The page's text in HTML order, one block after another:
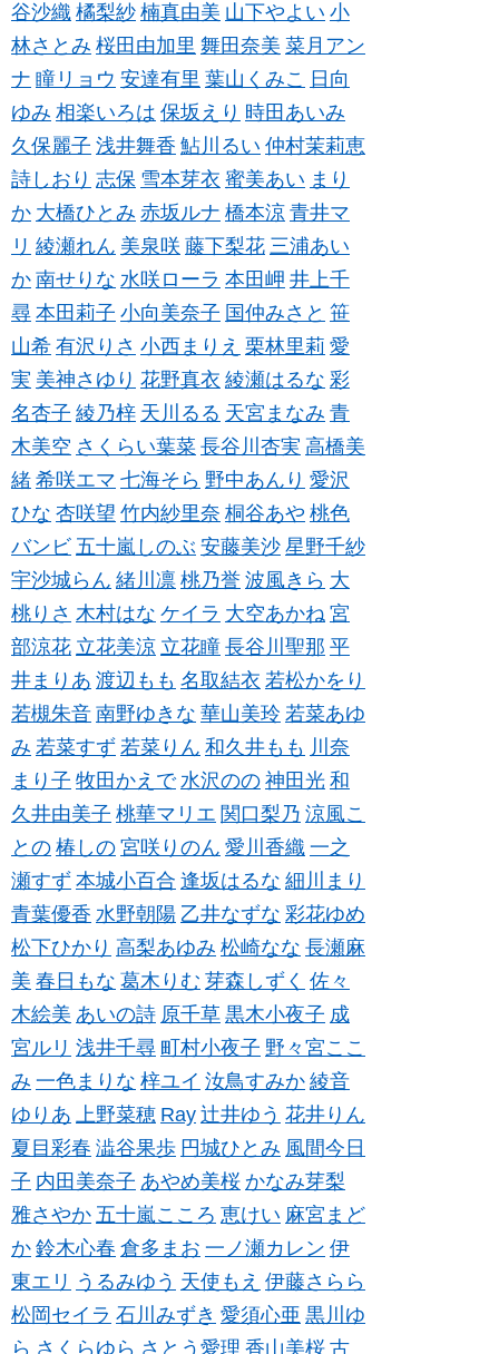
谷沙織 橘梨紗 楠真由美 山下やよい 小
林さとみ 桜田由加里 舞田奈美 菜月アン
ナ 瞳リョウ 安達有里 葉山くみこ 日向
ゆみ 相楽いろは 保坂えり 時田あいみ
久保麗子 浅井舞香 鮎川るい 仲村茉莉恵
詩しおり 志保 雪本芽衣 蜜美あい まり
か 大橋ひとみ 赤坂ルナ 橋本涼 青井マ
リ 綾瀬れん 美泉咲 藤下梨花 三浦あい
か 南せりな 水咲ローラ 本田岬 井上千
尋 本田莉子 小向美奈子 国仲みさと 笹
山希 有沢りさ 小西まりえ 栗林里莉 愛
実 美神さゆり 花野真衣 綾瀬はるな 彩
名杏子 綾乃梓 天川るる 天宮まなみ 青
木美空 さくらい葉菜 長谷川杏実 高橋美
緒 希咲エマ 七海そら 野中あんり 愛沢
ひな 杏咲望 竹内紗里奈 桐谷あや 桃色
バンビ 五十嵐しのぶ 安藤美沙 星野千紗
宇沙城らん 緒川凛 桃乃誉 波風きら 大
桃りさ 木村はな ケイラ 大空あかね 宮
部涼花 立花美涼 立花瞳 長谷川聖那 平
井まりあ 渡辺もも 名取結衣 若松かをり
若槻朱音 南野ゆきな 華山美玲 若菜あゆ
み 若菜すず 若菜りん 和久井もも 川奈
まり子 牧田かえで 水沢のの 神田光 和
久井由美子 桃華マリエ 関口梨乃 涼風こ
との 椿しの 宮咲りのん 愛川香織 一之
瀬すず 本城小百合 逢坂はるな 細川まり
青葉優香 水野朝陽 乙井なずな 彩花ゆめ
松下ひかり 高梨あゆみ 松崎なな 長瀬麻
美 春日もな 葛木りむ 芽森しずく 佐々
木絵美 あいの詩 原千草 黒木小夜子 成
宮ルリ 浅井千尋 町村小夜子 野々宮ここ
み 一色まりな 梓ユイ 汝鳥すみか 綾音
ゆりあ 上野菜穂 Ray 辻井ゆう 花井りん
夏目彩春 澁谷果歩 円城ひとみ 風間今日
子 内田美奈子 あやめ美桜 かなみ芽梨
雅さやか 五十嵐こころ 恵けい 麻宮まど
か 鈴木心春 倉多まお 一ノ瀬カレン 伊
東エリ うるみゆう 天使もえ 伊藤さらら
松岡セイラ 石川みずき 愛須心亜 黒川ゆ
ら さくらゆら さとう愛理 香山美桜 古